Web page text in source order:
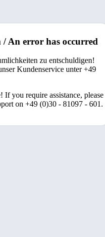
An error has occurred
zu entschuldigen!
Kundenservice unter +49
you require assistance, please
on +49 (0)30 - 81097 - 601.